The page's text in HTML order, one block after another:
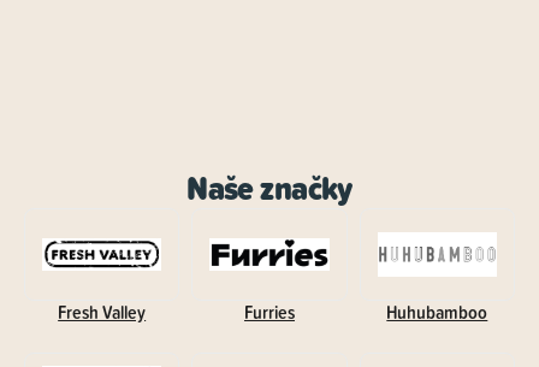
Naše značky
Fresh Valley Furries Huhubamboo